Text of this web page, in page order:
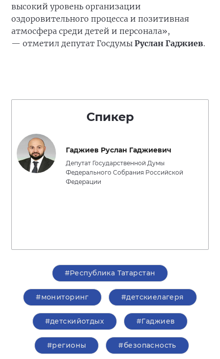
высокий уровень организации
оздоровительного процесса и позитивная
атмосфера среди детей и персонала»,
— отметил депутат Госдумы Руслан Гаджиев.
Спикер
Гаджиев Руслан Гаджиевич
Депутат Государственной Думы
Федерального Собрания Российской
Федерации
#Республика Татарстан
#мониторинг #детскиелагеря
#детскийотдых #Гаджиев
#регионы #безопасность